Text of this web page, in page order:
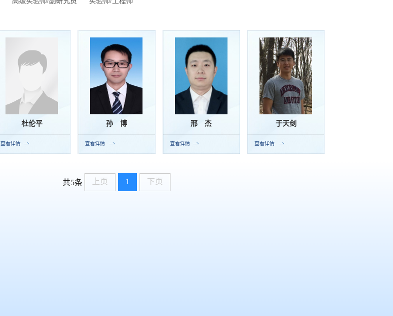
杜伦平
查看详情
孙 博
查看详情
邢 杰
查看详情
于天剑
查看详情
共5条 上页 1 下页